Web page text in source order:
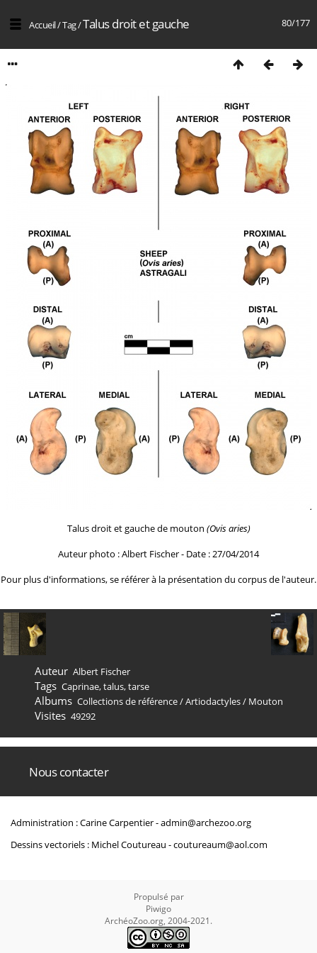
80/177
Accueil/Tag/Talus droit et gauche
Talus droit et gauche de mouton (Ovis aries)
Auteur photo : Albert Fischer - Date : 27/04/2014
Pour plus d'informations, se référer à la présentation du corpus de l'auteur.
Auteur Albert Fischer
Tags Caprinae,talus,tarse
Albums Collections de référence/Artiodactyles/ Mouton
Visites 49292
Nous contacter
Administration : Carine Carpentier -admin@archezoo.org
Dessins vectoriels : Michel Coutureau -coutureaum@aol.com
Propulsé par
Piwigo
ArchéoZoo.org, 2004-2021.